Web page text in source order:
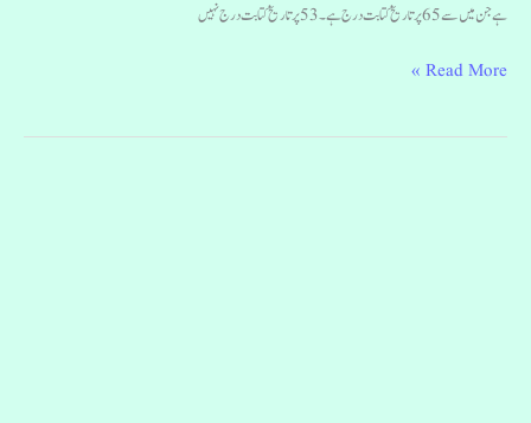
ہےجن میں سے 65 پر تاریخ کتابت درج ہے ۔ 53 پر تاریخ کتابت درج نہیں
Read More »